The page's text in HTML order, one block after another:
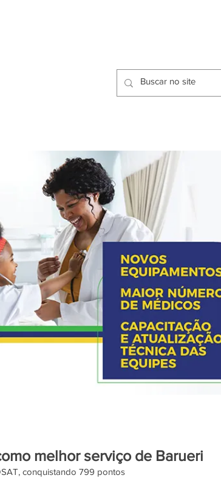
melhor serviço de Barueri
conquistando 799 pontos